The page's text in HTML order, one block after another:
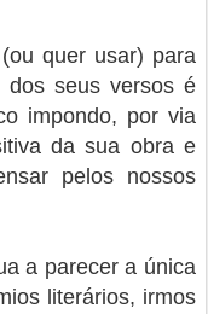
quer usar) para
dos seus versos é
impondo, por via
da sua obra e
pelos nossos
a parecer a única
literários, irmos